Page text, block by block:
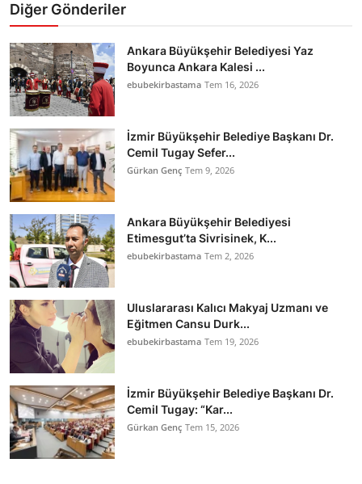
Diğer Gönderiler
Ankara Büyükşehir Belediyesi Yaz
Boyunca Ankara Kalesi ...
ebubekirbastama Tem 16, 2026
İzmir Büyükşehir Belediye Başkanı Dr.
Cemil Tugay Sefer...
Gürkan Genç Tem 9, 2026
Ankara Büyükşehir Belediyesi
Etimesgut’ta Sivrisinek, K...
ebubekirbastama Tem 2, 2026
Uluslararası Kalıcı Makyaj Uzmanı ve
Eğitmen Cansu Durk...
ebubekirbastama Tem 19, 2026
İzmir Büyükşehir Belediye Başkanı Dr.
Cemil Tugay: “Kar...
Gürkan Genç Tem 15, 2026